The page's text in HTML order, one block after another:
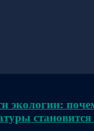
экологии:
становится